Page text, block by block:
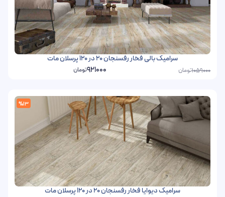
سرامیک بالی فخار رفسنجان 20 در 120 پرسلان مات
1059000تومان 921000تومان
%13
سرامیک دیوایا فخار رفسنجان 20 در 120 پرسلان مات